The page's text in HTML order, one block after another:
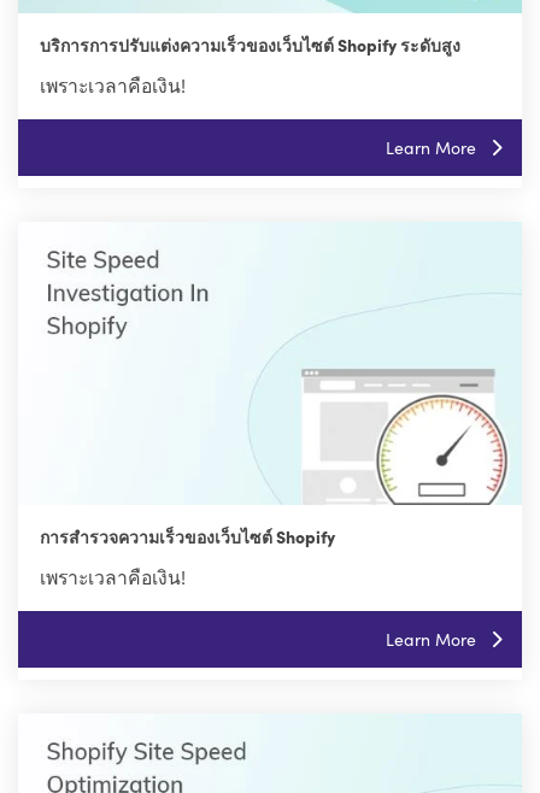
บริการการปรับแต่งความเร็วของเว็บไซต์ Shopify ระดับสูง
เพราะเวลาคือเงิน!
Learn More
การสำรวจความเร็วของเว็บไซต์ Shopify
เพราะเวลาคือเงิน!
Learn More